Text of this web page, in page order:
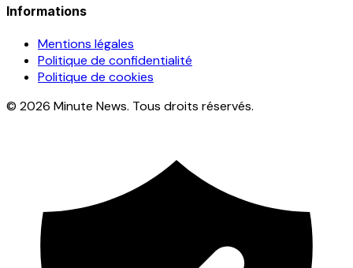
Informations
Mentions légales
Politique de confidentialité
Politique de cookies
© 2026 Minute News. Tous droits réservés.